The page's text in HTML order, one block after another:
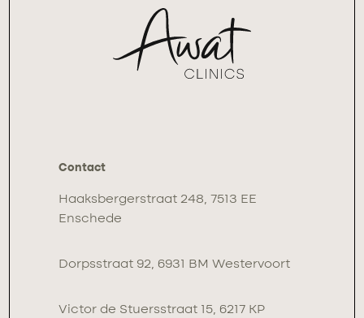
Contact
Haaksbergerstraat 248, 7513 EE
Enschede
Dorpsstraat 92, 6931 BM Westervoort
Victor de Stuersstraat 15, 6217 KP